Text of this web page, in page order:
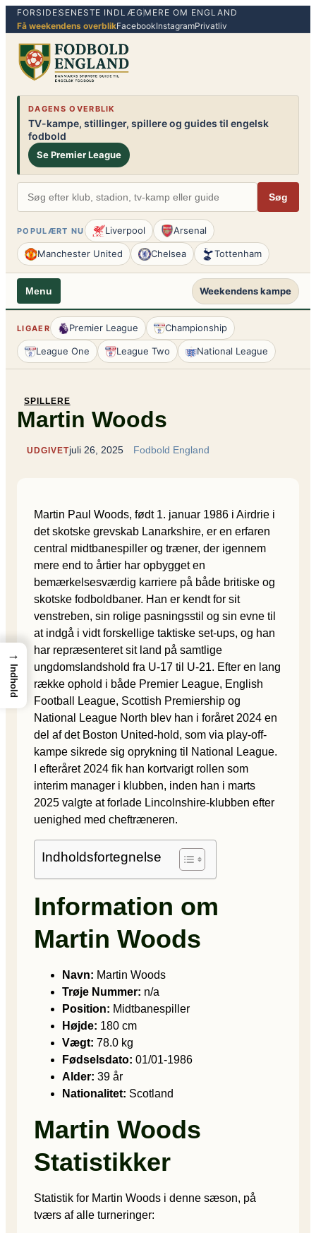
Spring
indhold
FORSIDESENESTE INDLÆGMERE OM ENGLAND
Få weekendens overblikFacebookInstagramPrivatliv
DAGENS OVERBLIK
TV-kampe, stillinger, spillere og guides til engelsk
fodbold
Se Premier League
Søg
POPULÆRT NU Liverpool Arsenal
Manchester United Chelsea Tottenham
Menu Weekendens kampe
LIGAER Premier League Championship
League One League Two National League
SPILLERE
Martin Woods
UDGIVETjuli 26, 2025 Fodbold England
Martin Paul Woods, født 1. januar 1986 i Airdrie i
det skotske grevskab Lanarkshire, er en erfaren
central midtbanespiller og træner, der igennem
mere end to årtier har opbygget en
bemærkelsesværdig karriere på både britiske og
skotske fodboldbaner. Han er kendt for sit
venstreben, sin rolige pasningsstil og sin evne til
at indgå i vidt forskellige taktiske set-ups, og han
har repræsenteret sit land på samtlige
ungdomslandshold fra U-17 til U-21. Efter en lang
række ophold i både Premier League, English
Football League, Scottish Premiership og
National League North blev han i foråret 2024 en
del af det Boston United-hold, som via play-off-
kampe sikrede sig oprykning til National League.
I efteråret 2024 fik han kortvarigt rollen som
interim manager i klubben, inden han i marts
2025 valgte at forlade Lincolnshire-klubben efter
uenighed med cheftræneren.
Indholdsfortegnelse
Information om
Martin Woods
Navn: Martin Woods
Trøje Nummer: n/a
Position: Midtbanespiller
Højde: 180 cm
Vægt: 78.0 kg
Fødselsdato: 01/01-1986
Alder: 39 år
Nationalitet: Scotland
Martin Woods
Statistikker
Statistik for Martin Woods i denne sæson, på
tværs af alle turneringer:
→
Indhold